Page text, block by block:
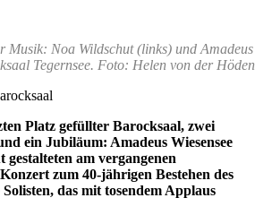
Musik: Noa Wildschut (links) und Amadeus
Tegernsee. Foto: Helen von der Höden
Platz gefüllter Barocksaal, zwei
ein Jubiläum: Amadeus Wiesensee
am vergangenen
zum 40-jährigen Bestehen des
das mit tosendem Applaus